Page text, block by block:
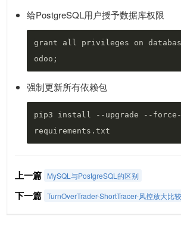
给PostgreSQL用户授予数据库权限
grant all privileges on
强制更新所有依赖包
pip3 install --upgrade --
上一篇 MySQL与PostgreSQL的区别
下一篇 TurnOverTrader-ShortTracer-风控放大比较